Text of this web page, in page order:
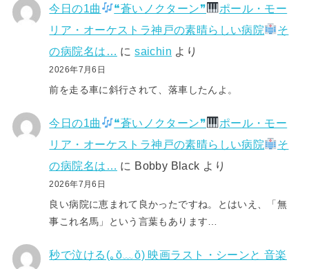
今日の1曲 ❝蒼いノクターン❞
ポール・モー
リア・オーケストラ神戸の素晴らしい病院
そ
の病院名は…
にsaichin より
2026年7月6日
前を走る車に斜行されて、落車したんよ。
今日の1曲 ❝蒼いノクターン❞
ポール・モー
リア・オーケストラ神戸の素晴らしい病院
そ
の病院名は… に Bobby Black より
2026年7月6日
良い病院に恵まれて良かったですね。とはいえ、「無
事これ名馬」という言葉もあります…
秒で泣ける(⁠｡⁠ŏ⁠﹏⁠ŏ⁠) 映画ラスト・シーンと 音楽